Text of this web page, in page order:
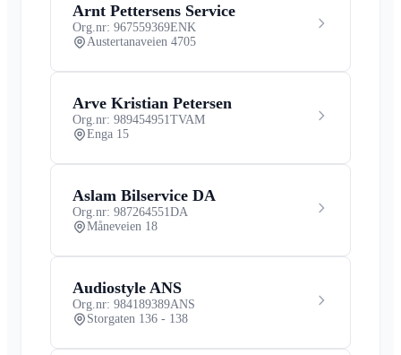
Arnt Pettersens Service
Org.nr: 967559369ENK
Austertanaveien 4705
Arve Kristian Petersen
Org.nr: 989454951 TVAM
Enga 15
Aslam Bilservice DA
Org.nr: 987264551 DA
Måneveien 18
Audiostyle ANS
Org.nr: 984189389ANS
Storgaten 136 - 138